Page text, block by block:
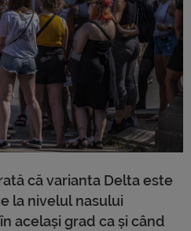
că varianta Delta este
la nivelul nasului
același grad ca și când